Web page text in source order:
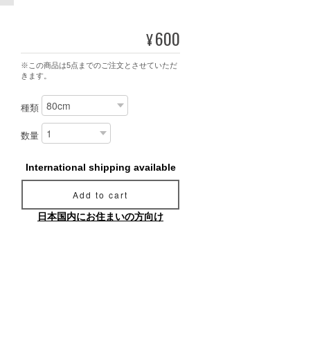
¥600
※この商品は5点までのご注文とさせていただ
きます。
種類
数量
International shipping available
Add to cart
日本国内にお住まいの方向け